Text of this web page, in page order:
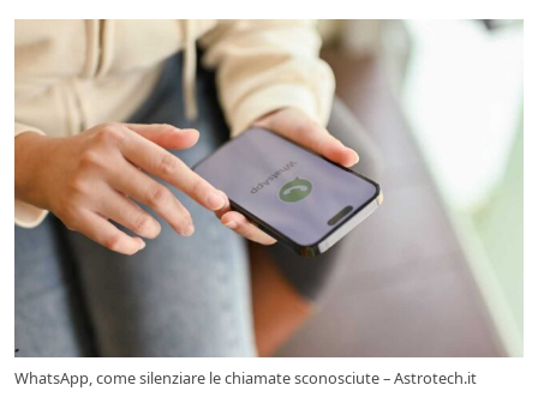
WhatsApp, come silenziare le chiamate sconosciute – Astrotech.it